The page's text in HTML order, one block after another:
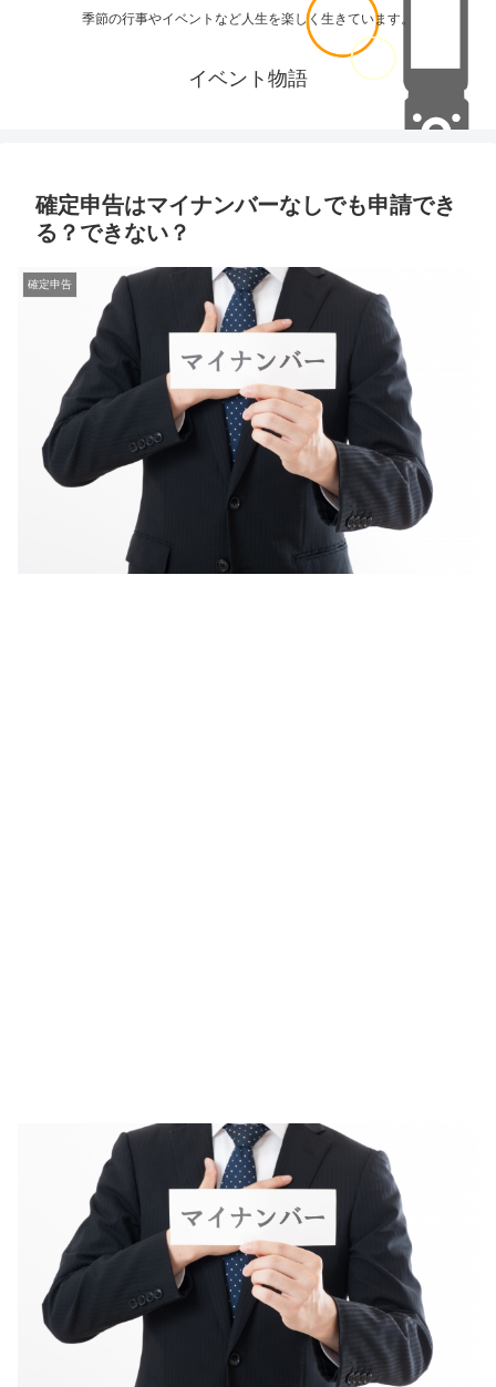
季節の行事やイベントなど人生を楽しく生きています。
イベント物語
確定申告はマイナンバーなしでも申請でき
る？できない？
確定申告